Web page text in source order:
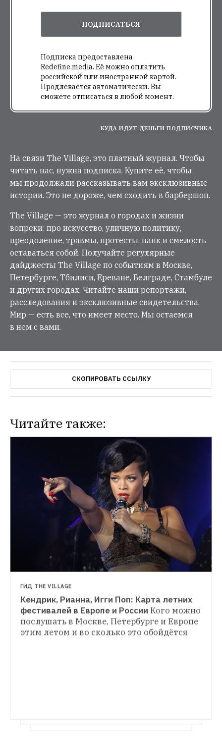
ПОДПИСАТЬСЯ
Подписка предоставлена
Redefine.media. Её можно оплатить
российской или иностранной картой.
Продлевается автоматически. Вы
сможете отписаться в любой момент.
КУДА ИДУТ ДЕНЬГИ ПОДПИСЧИКА
На связи The Village, это платный журнал. Чтобы
читать нас, нужна подписка. Купите её, чтобы
мы продолжали рассказывать вам эксклюзивные
истории. Это не дороже, чем сходить в барбершоп.
The Village — это журнал о городах и жизни
вопреки: про искусство, уличную политику,
преодоление, травмы, протесты, панк и смелость
оставаться собой. Получайте регулярные
дайджесты The Village по событиям в Москве,
Петербурге, Тбилиси, Ереване, Белграде, Стамбуле
и других городах. Читайте наши репортажи,
расследования и эксклюзивные свидетельства.
Мир — есть все, что имеет место. Мы остаемся
в нем с вами.
СКОПИРОВАТЬ ССЫЛКУ
Читайте также:
НОВАЯ МУЗЫКА
«Lemonade»: Из чего состоит новый
ЛЮДИ В ГОРОДЕ
Авторы поп-хитов — о своём творчестве
и любимой музыкеThe Village поговорил
с четырьмя хитмейкерами российской
ГИД THE VILLAGE
Кендрик, Рианна, Игги Поп: Карта летних
фестивалей в Европе и России Кого можно
послушать в Москве, Петербурге и Европе
этим летом и во сколько это обойдётся